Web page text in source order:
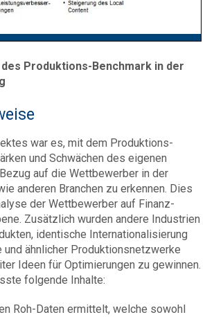
Produktions-Benchmark in der
war es, mit dem Produktions-
und Schwächen des eigenen
auf die Wettbewerber in der
anderen Branchen zu erkennen. Dies
der Wettbewerber auf Finanz-
Zusätzlich wurden andere Industrien
identische Internationalisierung
ähnlicher Produktionsnetzwerke
Ideen für Optimierungen zu gewinnen.
folgende Inhalte:
Roh-Daten ermittelt, welche sowohl